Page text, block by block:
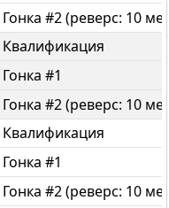
Гонка #2 (реверс: 10
Квалификация
Гонка #1
Гонка #2 (реверс: 10
Квалификация
Гонка #1
Гонка #2 (реверс: 10